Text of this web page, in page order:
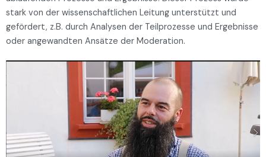
stark von der wissenschaftlichen Leitung unterstützt und
gefördert, z.B. durch Analysen der Teilprozesse und Ergebnisse
oder angewandten Ansätze der Moderation.